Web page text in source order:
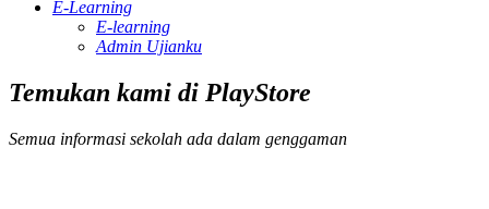
E-Learning
E-learning
Admin Ujianku
Temukan kami di PlayStore
Semua informasi sekolah ada dalam genggaman